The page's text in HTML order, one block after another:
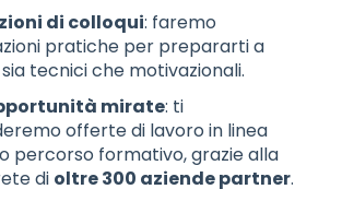
di colloqui: faremo
pratiche per prepararti a
tecnici che motivazionali.
mirate: ti
offerte di lavoro in linea
percorso formativo, grazie alla
di oltre 300 aziende partner.